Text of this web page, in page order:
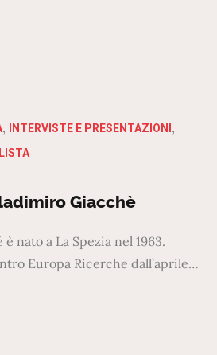
INTERVISTE E PRESENTAZIONI
Giacchè
nato a La Spezia nel 1963.
Europa Ricerche dall’aprile…